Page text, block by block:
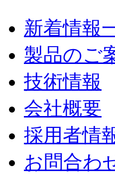
新着情報
製品のご
技術情報
会社概要
採用者情
お問合わ